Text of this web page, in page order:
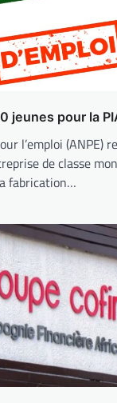
jeunes pour la
l’emploi (ANPE)
de classe
fabrication…